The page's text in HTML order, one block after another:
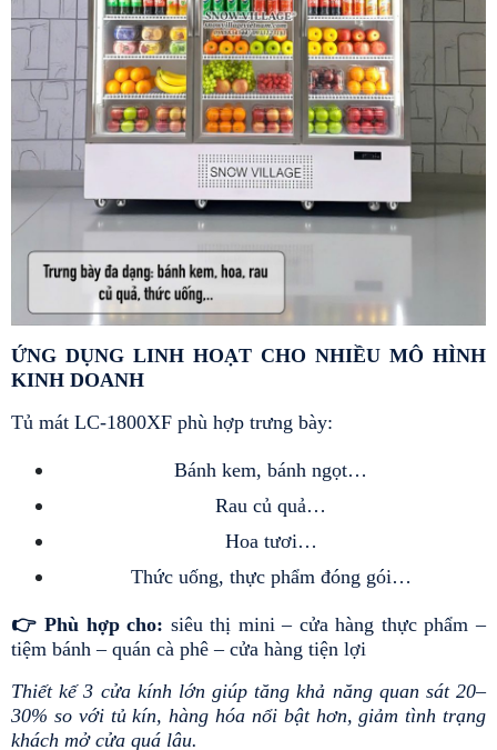
ỨNG DỤNG LINH HOẠT CHO NHIỀU MÔ HÌNH
KINH DOANH
Tủ mát LC-1800XF phù hợp trưng bày:
Bánh kem, bánh ngọt…
Rau củ quả…
Hoa tươi…
Thức uống, thực phẩm đóng gói…
👉 Phù hợp cho: siêu thị mini – cửa hàng thực phẩm –
tiệm bánh – quán cà phê – cửa hàng tiện lợi
Thiết kế 3 cửa kính lớn giúp tăng khả năng quan sát 20–
30% so với tủ kín, hàng hóa nổi bật hơn, giảm tình trạng
khách mở cửa quá lâu.